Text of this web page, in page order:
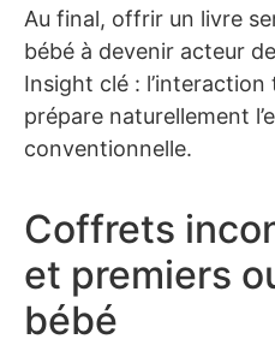
Au final, offrir un livre
bébé à devenir acteur
Insight clé :
prépare naturellement
conventionnelle.
Coffrets
et premiers
bébé